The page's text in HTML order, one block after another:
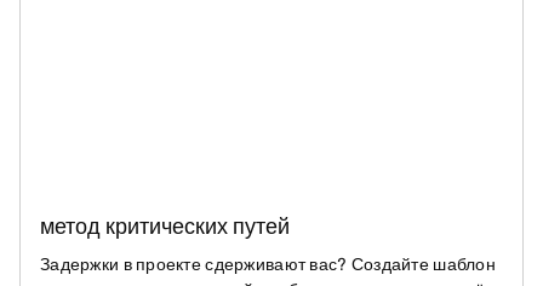
метод критических путей
Задержки в проекте сдерживают вас? Создайте шаблон